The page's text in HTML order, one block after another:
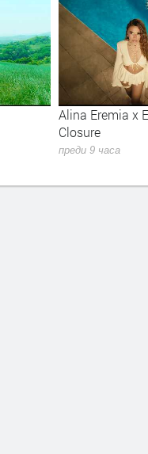
Alina Eremia x
Closure
преди 9 часа